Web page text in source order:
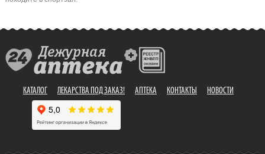
КАТАЛОГ ЛЕКАРСТВА ПОД ЗАКАЗ! АПТЕКА КОНТАКТЫ НОВОСТИ